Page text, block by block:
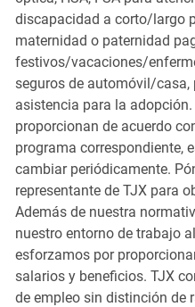
discapacidad a corto/largo
maternidad o paternidad
festivos/vacaciones/
seguros de automóvil/casa,
asistencia para la
proporcionan de acuerdo
programa correspondiente,
cambiar periódicamente.
representante de TJX para
Además de nuestra
nuestro entorno de trabajo
esforzamos por
salarios y beneficios. TJX
de empleo sin distinción de